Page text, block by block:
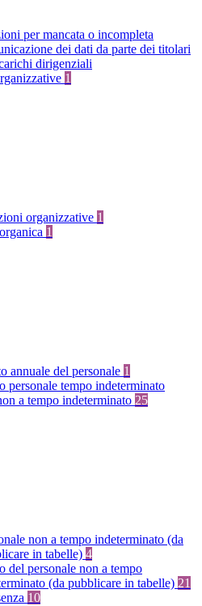
per mancata o incompleta
dei dati da parte dei titolari
dirigenziali
1
organizzative 1
1
annuale del personale 1
personale tempo indeterminato
a tempo indeterminato 25
non a tempo indeterminato (da
in tabelle) 4
del personale non a tempo
(da pubblicare in tabelle) 21
10